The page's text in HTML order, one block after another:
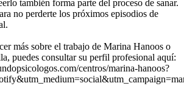
también forma parte del proceso de sanar.
no perderte los próximos episodios de
más sobre el trabajo de Marina Hanoos o
puedes consultar su perfil profesional aquí:
centros/marina-hanoos?